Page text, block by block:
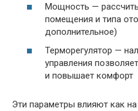
Мощность —
помещения и типа
дополнительное)
Терморегулятор —
управления
и повышает комфорт
Эти параметры влияют как